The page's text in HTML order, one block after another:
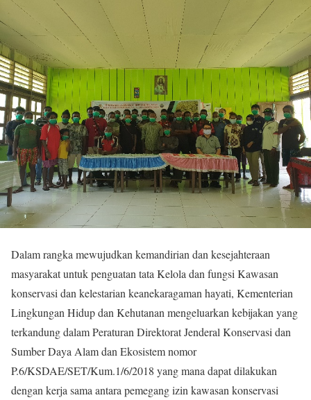
Dalam rangka mewujudkan kemandirian dan kesejahteraan
masyarakat untuk penguatan tata Kelola dan fungsi Kawasan
konservasi dan kelestarian keanekaragaman hayati, Kementerian
Lingkungan Hidup dan Kehutanan mengeluarkan kebijakan yang
terkandung dalam Peraturan Direktorat Jenderal Konservasi dan
Sumber Daya Alam dan Ekosistem nomor
P.6/KSDAE/SET/Kum.1/6/2018 yang mana dapat dilakukan
dengan kerja sama antara pemegang izin kawasan konservasi